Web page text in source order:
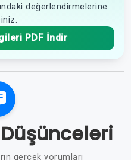
değerlendirmelerine
PDF İndir
gerçek yorumları